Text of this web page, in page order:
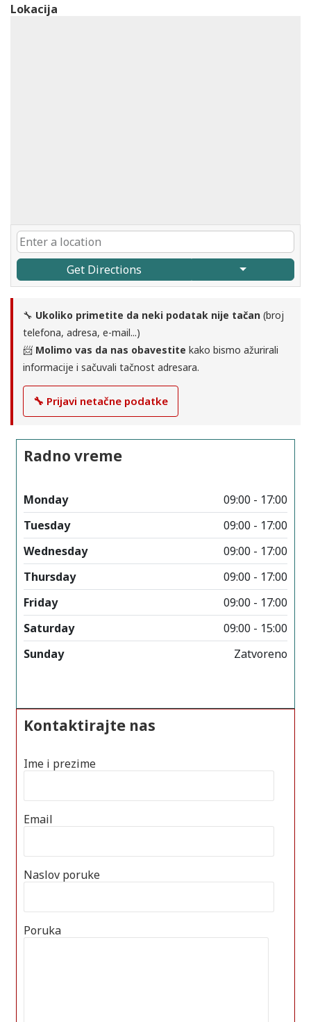
Lokacija
Get Directions
🔧 Ukoliko primetite da neki podatak nije tačan (broj
telefona, adresa, e-mail...)
📨 Molimo vas da nas obavestite kako bismo ažurirali
informacije i sačuvali tačnost adresara.
🔧 Prijavi netačne podatke
Radno vreme
Monday
09:00 - 17:00
Tuesday
09:00 - 17:00
Wednesday
09:00 - 17:00
Thursday
09:00 - 17:00
Friday
09:00 - 17:00
Saturday
09:00 - 15:00
Sunday
Zatvoreno
Kontaktirajte nas
Ime i prezime
Email
Naslov poruke
Poruka